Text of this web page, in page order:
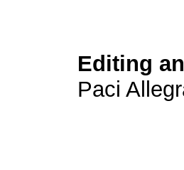
Editing
Paci